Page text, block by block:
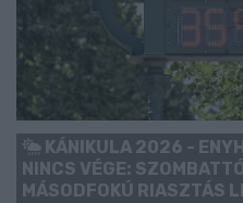
KÁNIKULA 2026 -
NINCS VÉGE:
MÁSODFOKÚ RIASZTÁS